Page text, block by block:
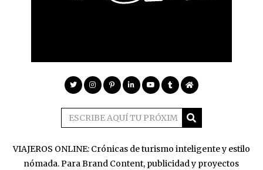
VIAJEROS ONLINE: Crónicas de turismo inteligente y estilo
nómada. Para Brand Content, publicidad y proyectos